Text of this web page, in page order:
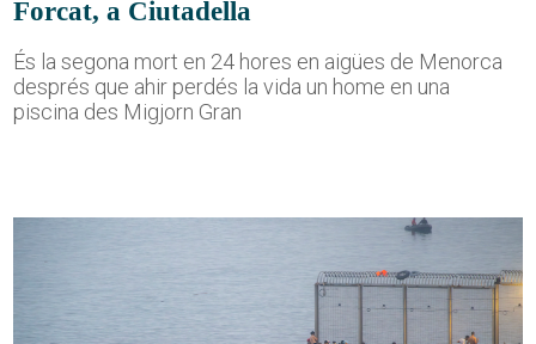
Forcat, a Ciutadella
És la segona mort en 24 hores en aigües de Menorca
després que ahir perdés la vida un home en una
piscina des Migjorn Gran